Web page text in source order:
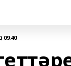
09:40